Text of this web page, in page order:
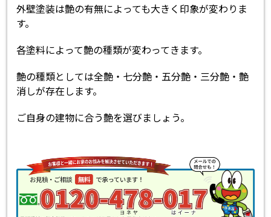
外壁塗装は艶の有無によっても大きく印象が変わりま
す。
各塗料によって艶の種類が変わってきます。
艶の種類としては全艶・七分艶・五分艶・三分艶・艶
消しが存在します。
ご自身の建物に合う艶を選びましょう。